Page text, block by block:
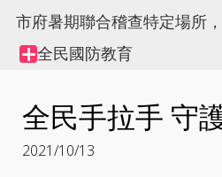
市府暑期聯合稽查特定場所
Collapse
全民國防教育
全民手拉手 守
2021/10/13